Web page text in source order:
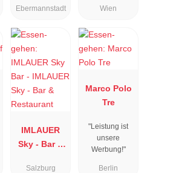
Ebermannstadt
Wien
IMLAUER
Sky - Bar &
Salzburg
Marco Polo
Tre
"Leistung ist
unsere
Werbung!"
Berlin